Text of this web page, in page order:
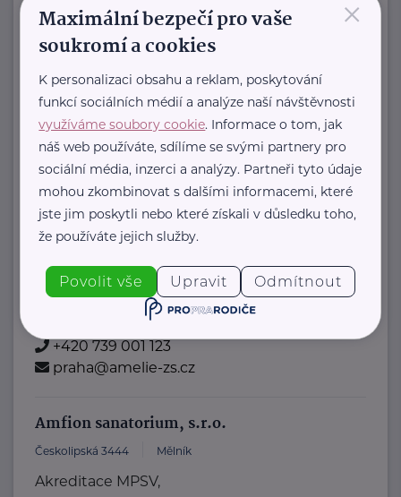
+420 910 080 446
alvalida@seznam.cz
Amelie, z.s.
Šaldova 337/15 Praha
Amelie od roku 2006 pomáhá žít život
s rakovinou:
poskytujeme
onkologicky nemocným a jejich ...
https://www.amelie-zs.cz/
+420 739 001 123
praha@amelie-zs.cz
Amfion sanatorium, s.r.o.
Českolipská 3444 Mělník
Akreditace MPSV,
×
Maximální bezpečí pro vaše
soukromí a cookies
K personalizaci obsahu a reklam, poskytování
funkcí sociálních médií a analýze naší návštěvnosti
využíváme soubory cookie. Informace o tom, jak
náš web používáte, sdílíme se svými partnery pro
sociální média, inzerci a analýzy. Partneři tyto údaje
mohou zkombinovat s dalšími informacemi, které
jste jim poskytli nebo které získali v důsledku toho,
že používáte jejich služby.
Povolit vše Upravit Odmítnout